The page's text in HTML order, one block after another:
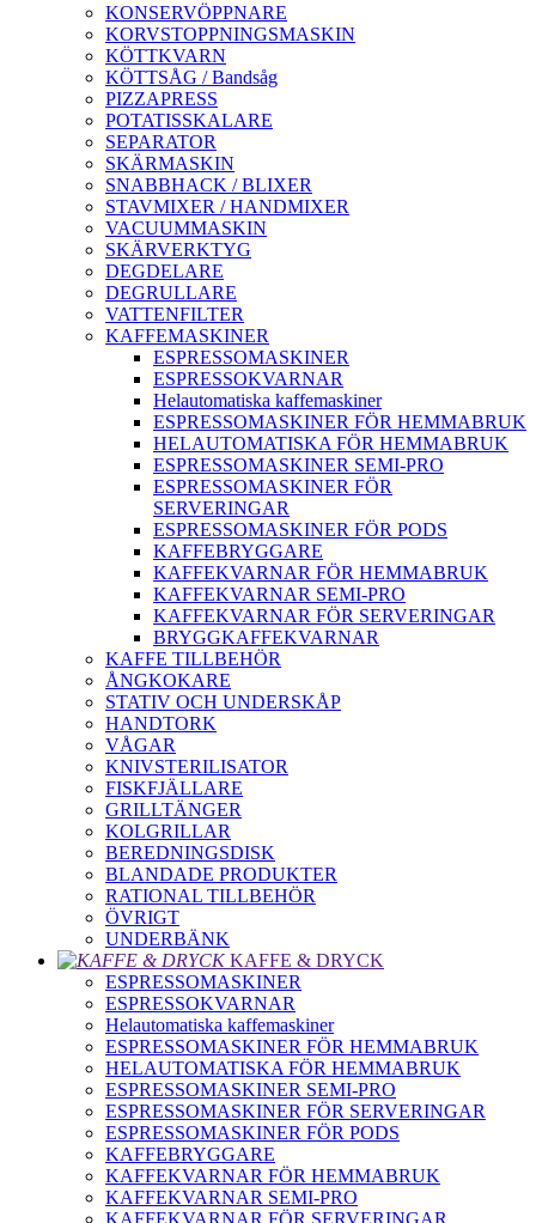
KONSERVÖPPNARE
KORVSTOPPNINGSMASKIN
KÖTTKVARN
KÖTTSÅG / Bandsåg
PIZZAPRESS
POTATISSKALARE
SEPARATOR
SKÄRMASKIN
SNABBHACK / BLIXER
STAVMIXER / HANDMIXER
VACUUMMASKIN
SKÄRVERKTYG
DEGDELARE
DEGRULLARE
VATTENFILTER
KAFFEMASKINER
ESPRESSOMASKINER
ESPRESSOKVARNAR
Helautomatiska kaffemaskiner
ESPRESSOMASKINER FÖR HEMMABRUK
HELAUTOMATISKA FÖR HEMMABRUK
ESPRESSOMASKINER SEMI-PRO
ESPRESSOMASKINER FÖR
SERVERINGAR
ESPRESSOMASKINER FÖR PODS
KAFFEBRYGGARE
KAFFEKVARNAR FÖR HEMMABRUK
KAFFEKVARNAR SEMI-PRO
KAFFEKVARNAR FÖR SERVERINGAR
BRYGGKAFFEKVARNAR
KAFFE TILLBEHÖR
ÅNGKOKARE
STATIV OCH UNDERSKÅP
HANDTORK
VÅGAR
KNIVSTERILISATOR
FISKFJÄLLARE
GRILLTÄNGER
KOLGRILLAR
BEREDNINGSDISK
BLANDADE PRODUKTER
RATIONAL TILLBEHÖR
ÖVRIGT
UNDERBÄNK
KAFFE & DRYCK
ESPRESSOMASKINER
ESPRESSOKVARNAR
Helautomatiska kaffemaskiner
ESPRESSOMASKINER FÖR HEMMABRUK
HELAUTOMATISKA FÖR HEMMABRUK
ESPRESSOMASKINER SEMI-PRO
ESPRESSOMASKINER FÖR SERVERINGAR
ESPRESSOMASKINER FÖR PODS
KAFFEBRYGGARE
KAFFEKVARNAR FÖR HEMMABRUK
KAFFEKVARNAR SEMI-PRO
KAFFEKVARNAR FÖR SERVERINGAR